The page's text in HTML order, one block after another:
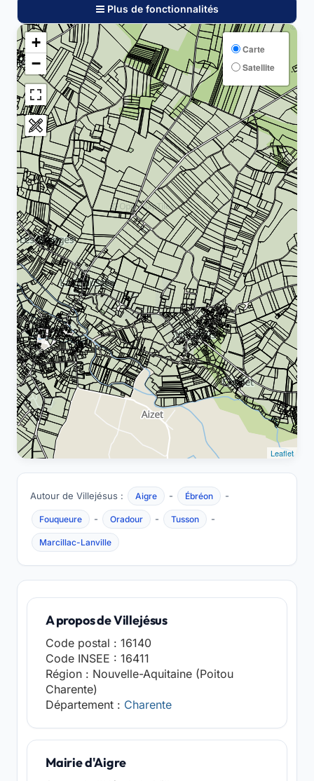
Plus de fonctionnalités
+
−
Carte
Satellite
Leaflet
Autour de Villejésus : Aigre - Ébréon -
Fouqueure - Oradour - Tusson -
Marcillac-Lanville
A propos de Villejésus
Code postal : 16140
Code INSEE : 16411
Région : Nouvelle-Aquitaine (Poitou
Charente)
Département : Charente
Mairie d'Aigre